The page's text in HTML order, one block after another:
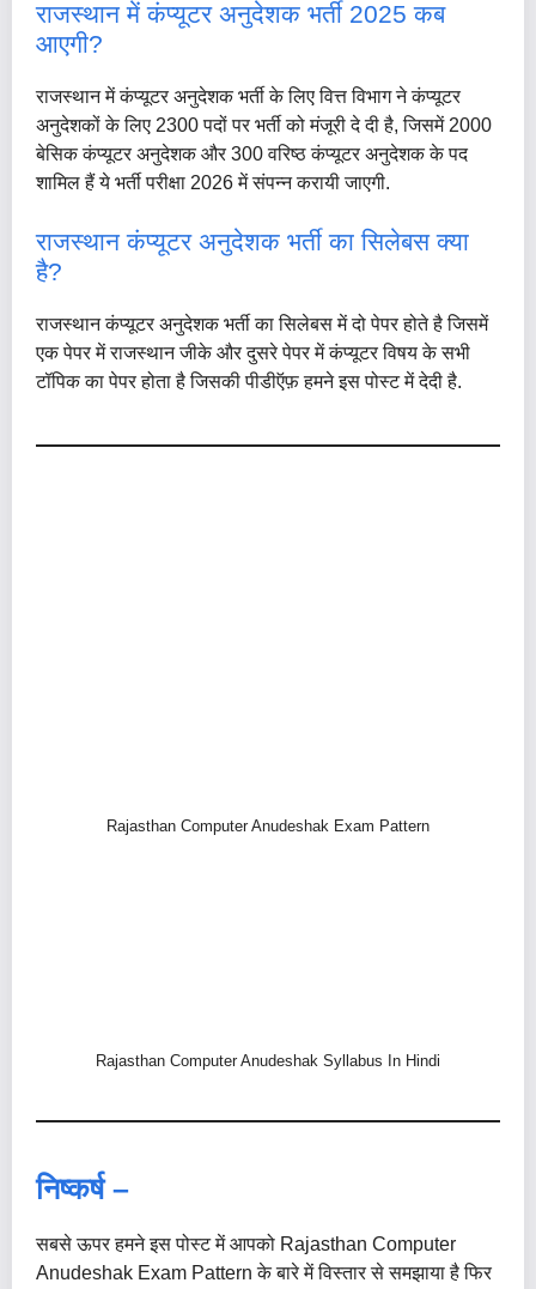
राजस्थान में कंप्यूटर अनुदेशक भर्ती 2025 कब
आएगी?
राजस्थान में कंप्यूटर अनुदेशक भर्ती के लिए वित्त विभाग ने कंप्यूटर
अनुदेशकों के लिए 2300 पदों पर भर्ती को मंजूरी दे दी है, जिसमें 2000
बेसिक कंप्यूटर अनुदेशक और 300 वरिष्ठ कंप्यूटर अनुदेशक के पद
शामिल हैं ये भर्ती परीक्षा 2026 में संपन्न करायी जाएगी.
राजस्थान कंप्यूटर अनुदेशक भर्ती का सिलेबस क्या
है?
राजस्थान कंप्यूटर अनुदेशक भर्ती का सिलेबस में दो पेपर होते है जिसमें
एक पेपर में राजस्थान जीके और दुसरे पेपर में कंप्यूटर विषय के सभी
टॉपिक का पेपर होता है जिसकी पीडीऍफ़ हमने इस पोस्ट में देदी है.
Rajasthan Computer Anudeshak Exam Pattern
Rajasthan Computer Anudeshak Syllabus In Hindi
निष्कर्ष –
सबसे ऊपर हमने इस पोस्ट में आपको Rajasthan Computer
Anudeshak Exam Pattern के बारे में विस्तार से समझाया है फिर